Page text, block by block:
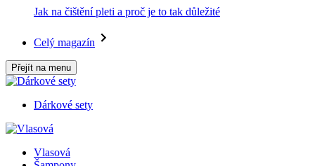
Jak na čištění pleti a proč je to tak důležité
Celý magazín
Přejít na menu
Dárkové sety
Vlasová